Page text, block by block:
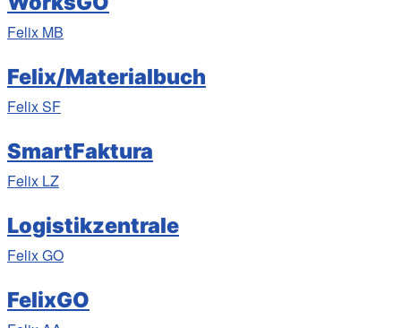
Felix MB
Felix/Materialbuch
FelixSF
SmartFaktura
Felix LZ
Logistikzentrale
FelixGO
FelixGO